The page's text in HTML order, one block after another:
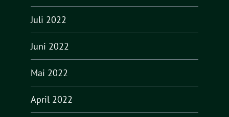
Juli 2022
Juni 2022
Mai 2022
April 2022